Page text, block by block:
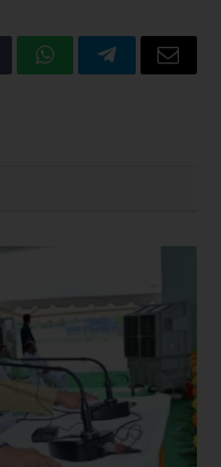
WhatsAppTelegramEmail